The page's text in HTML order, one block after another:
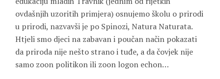
ovdašnjih uzoritih primjera) osnujemo školu o prirodi
u prirodi, nazvavši je po Spinozi, Natura Naturata.
Htjeli smo djeci na zabavan i poučan način pokazati
da priroda nije nešto strano i tuđe, a da čovjek nije
samo zoon politikon ili zoon logon echon…